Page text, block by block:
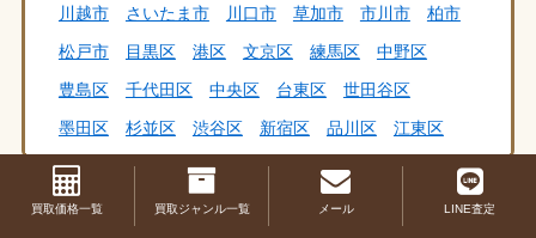
本庄市
飯能市 杉戸町 行田市 伊奈町
吉川市
幸手市
白岡市 三郷市 八潮市 和光市
蕨市
所沢市
戸田市 新座市 蓮田市
富士見市
ふじみ野市
越谷市 さいたま市 坂戸市
志木市
草加市
熊谷市 加須市
川越市
春日部市 朝霞市 上尾市 我孫子市
川越市 さいたま市 川口市 草加市 市川市
柏市
松戸市
目黒区 港区 文京区 練馬区
中野区
豊島区
千代田区 中央区 台東区
世田谷区
墨田区
杉並区 渋谷区 新宿区 品川区
江東区
足立区
荒川区 板橋区 江戸川区 大田区
葛飾区
北区
CD・DVD買取強化エリア
買取価格一覧 買取ジャンル一覧 メール LINE査定